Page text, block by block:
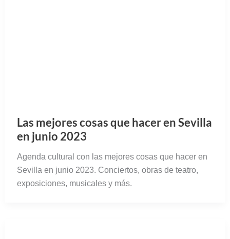
Las mejores cosas que hacer en Sevilla
en junio 2023
Agenda cultural con las mejores cosas que hacer en
Sevilla en junio 2023. Conciertos, obras de teatro,
exposiciones, musicales y más.